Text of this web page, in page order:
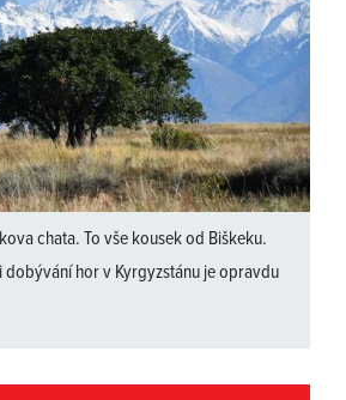
chata. To vše kousek od Biškeku.
dobývání hor v Kyrgyzstánu je opravdu